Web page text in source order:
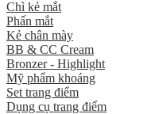
Chì kẻ mắt
Phấn mắt
Kẻ chân mày
BB & CC Cream
Bronzer - Highlight
Mỹ phẩm khoáng
Set trang điểm
Dụng cụ trang điểm